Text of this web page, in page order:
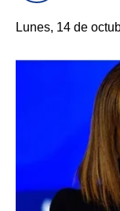
Lunes, 14 de